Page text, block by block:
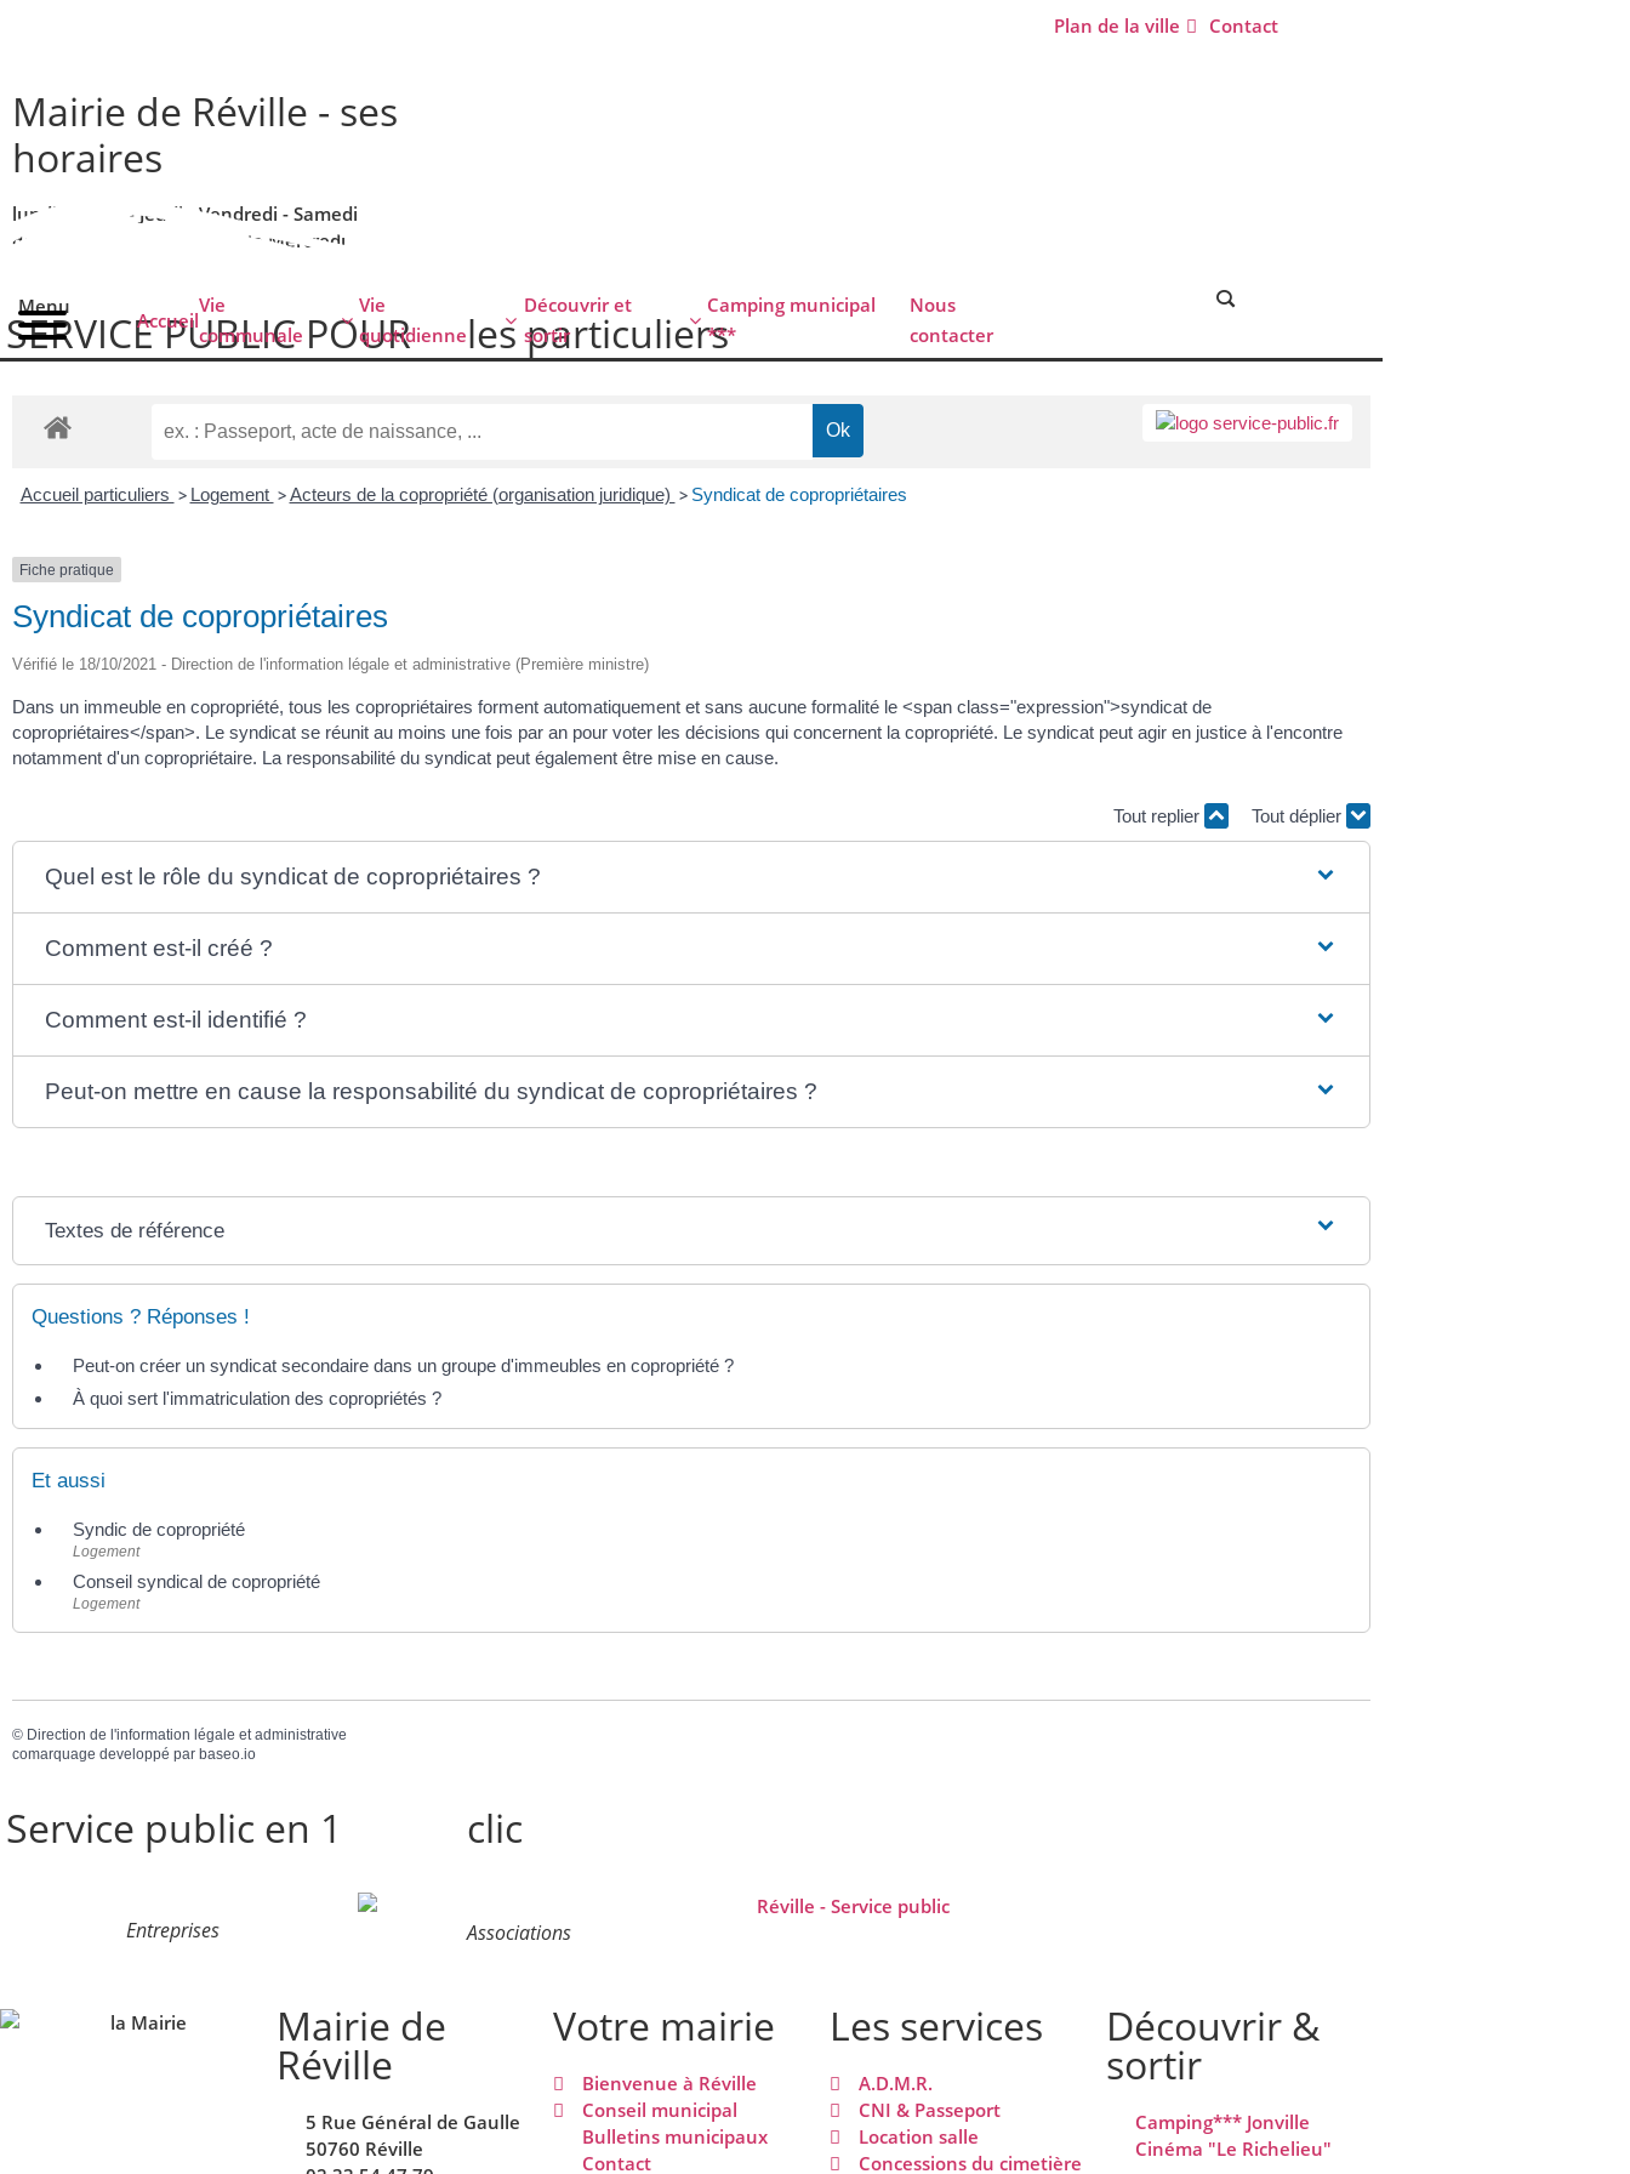
Mairie de Réville - ses
horaires
lundi - Mardi - Jeudi - Vendredi - Samedi
de 9h00 à 12h00 - Fermée le Mercredi
Plan de la ville Contact
Menu
Accueil
Vie
communale
Vie
quotidienne
Découvrir et
sortir
Camping municipal
***
Nous
contacter
SERVICE PUBLIC POUR​ les particuliers
Accueil particuliers > Logement > Acteurs de la copropriété (organisation juridique) > Syndicat de copropriétaires
Fiche pratique
Syndicat de copropriétaires
Vérifié le 18/10/2021 - Direction de l'information légale et administrative (Première ministre)
Dans un immeuble en copropriété, tous les copropriétaires forment automatiquement et sans aucune formalité le <span class="expression">syndicat de
copropriétaires</span>. Le syndicat se réunit au moins une fois par an pour voter les décisions qui concernent la copropriété. Le syndicat peut agir en justice à l'encontre
notamment d'un copropriétaire. La responsabilité du syndicat peut également être mise en cause.
Tout replier Tout déplier
Quel est le rôle du syndicat de copropriétaires ?
Comment est-il créé ?
Comment est-il identifié ?
Peut-on mettre en cause la responsabilité du syndicat de copropriétaires ?
Textes de référence
Questions ? Réponses !
Peut-on créer un syndicat secondaire dans un groupe d'immeubles en copropriété ?
À quoi sert l'immatriculation des copropriétés ?
Et aussi
Syndic de copropriété
Logement
Conseil syndical de copropriété
Logement
© Direction de l'information légale et administrative
comarquage developpé par baseo.io
Service public en 1 clic
Entreprises Associations
Mairie de
Réville
5 Rue Général de Gaulle
50760 Réville
Votre mairie
Bienvenue à Réville
Conseil municipal
Bulletins municipaux
Contact
Les services
A.D.M.R.
CNI & Passeport
Location salle
Concessions du cimetière
Découvrir &
sortir
Camping*** Jonville
Cinéma "Le Richelieu"